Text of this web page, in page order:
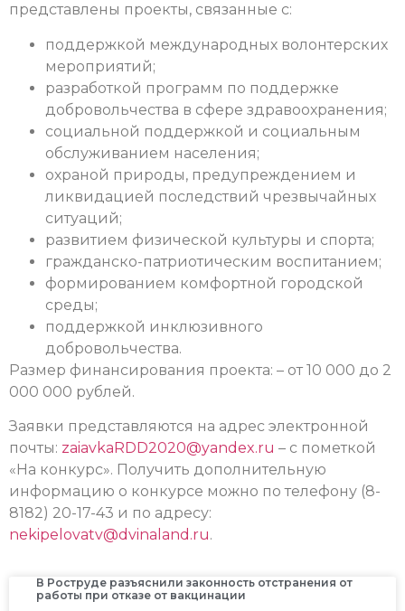
представлены проекты, связанные с:
поддержкой международных волонтерских
мероприятий;
разработкой программ по поддержке
добровольчества в сфере здравоохранения;
социальной поддержкой и социальным
обслуживанием населения;
охраной природы, предупреждением и
ликвидацией последствий чрезвычайных
ситуаций;
развитием физической культуры и спорта;
гражданско-патриотическим воспитанием;
формированием комфортной городской
среды;
поддержкой инклюзивного
добровольчества.
Размер финансирования проекта: – от 10 000 до 2
000 000 рублей.
Заявки представляются на адрес электронной
почты: zaiavkaRDD2020@yandex.ru – с пометкой
«На конкурс». Получить дополнительную
информацию о конкурсе можно по телефону (8-
8182) 20-17-43 и по адресу:
nekipelovatv@dvinaland.ru.
В Роструде разъяснили законность отстранения от
работы при отказе от вакцинации